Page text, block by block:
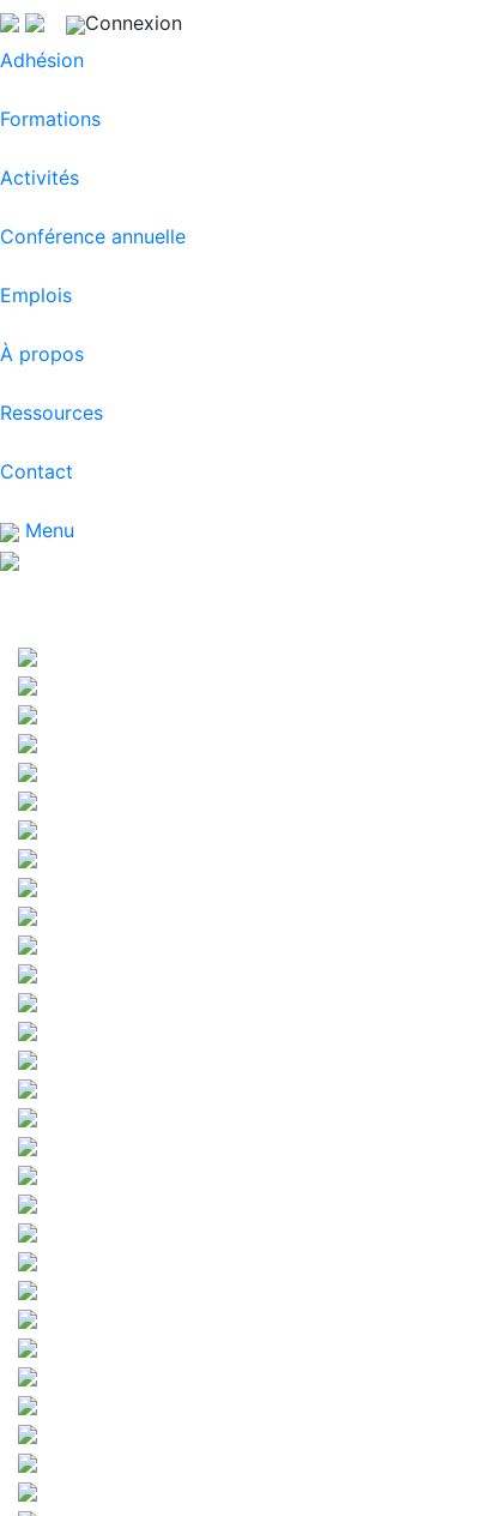
Connexion
Adhésion
Formations
Activités
Conférence annuelle
Emplois
À propos
Ressources
Contact
Menu